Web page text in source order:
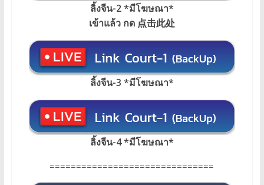
ลิ้งจีน-2 *มีโฆษณา*
เข้าแล้ว กด 点击此处
ลิ้งจีน-3 *มีโฆษณา*
ลิ้งจีน-4 *มีโฆษณา*
===============================